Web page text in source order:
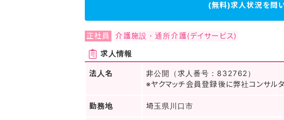
(無料)求人状況を問
正社員
介護施設・通所介護(デイサービス)
求人情報
法人名
非公開（求人番号：832762）
※ヤクマッチ会員登録後に弊社コンサルタ
勤務地 埼玉県川口市